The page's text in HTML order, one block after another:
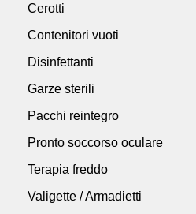
Cerotti
Contenitori vuoti
Disinfettanti
Garze sterili
Pacchi reintegro
Pronto soccorso oculare
Terapia freddo
Valigette / Armadietti